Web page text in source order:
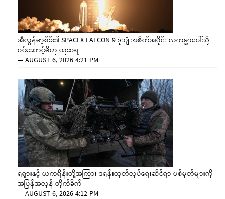
အီလွန်မာ့စ်ခ်၏ SPACEX FALCON 9 ဒုံးပျံ အစိတ်အပိုင်း လကမ္ဘာပေါ်သို့
ဝင်ဆောင့်မိဟု ယူဆရ
—AUGUST 6, 2026 4:21 PM
ရုရှားနှင့် ယူကရိန်းတို့အကြား ဒရုန်းထုတ်လုပ်ရေးဆိုင်ရာ ပစ်မှတ်များကို
အပြန်အလှန် တိုက်ခိုက်
—AUGUST 6, 2026 4:12 PM